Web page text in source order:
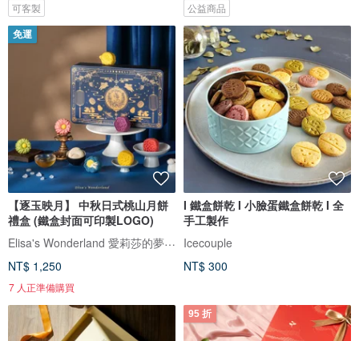
可客製 公益商品
免運
【逐玉映月】 中秋日式桃山月餅
禮盒 (鐵盒封面可印製LOGO)
Elisa's Wonderland 愛莉莎的夢遊仙境
NT$ 1,250
7 人正準備購買
I 鐵盒餅乾 I 小臉蛋鐵盒餅乾 I 全
手工製作
Icecouple
NT$ 300
95 折